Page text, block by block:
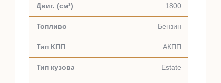
1800
Бензин
АКПП
Estate